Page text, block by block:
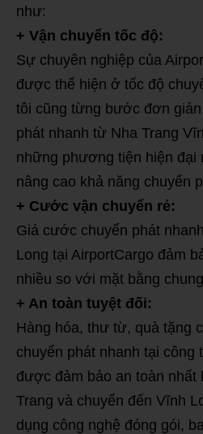
như:
+ Vận chuyển tốc độ:
Sự chuyên nghiệp của
được thể hiện ở tốc độ
tôi cũng từng bước đơn
phát nhanh từ Nha Trang
những phương tiện hiện đại
nâng cao khả năng chuyển
+ Cước vận chuyển rẻ:
Giá cước chuyển phát
Long tại AirportCargo đảm
nhiều so với mặt bằng
+ An toàn tuyệt đối:
Hàng hóa, thư từ, quà tặng
chuyển phát nhanh tại công
được đảm bảo an toàn nhất
Trang và chuyển đến Vĩnh
dụng công nghệ đóng gói,